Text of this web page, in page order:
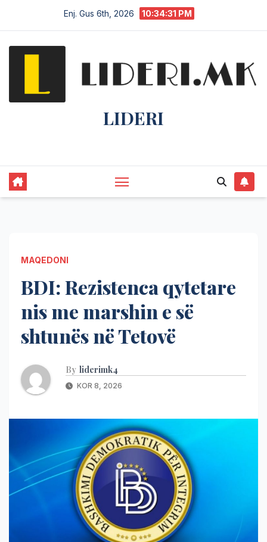
Enj. Gus 6th, 2026 10:34:32 PM
LIDERI
MAQEDONI
BDI: Rezistenca qytetare
nis me marshin e së
shtunës në Tetovë
By liderimk4
KOR 8, 2026